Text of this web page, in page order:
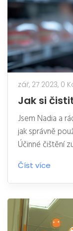
zář, 27 2023, 0
Jak si
Jsem Nadia a
jak správně
Účinné čištění
podceňujeme,
hygienu. V
používat zubní
kde se často
průvodkyni a
úsměv.
Číst více